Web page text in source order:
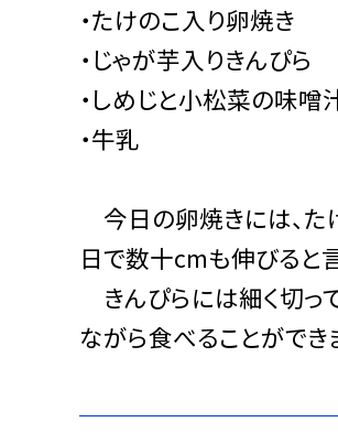
・たけのこ入り卵焼き
・じゃが芋入りきんぴら
・しめじと小松菜の味噌
・牛乳
今日の卵焼きには、た
日で数十cmも伸びると
きんぴらには細く切っ
ながら食べることができ